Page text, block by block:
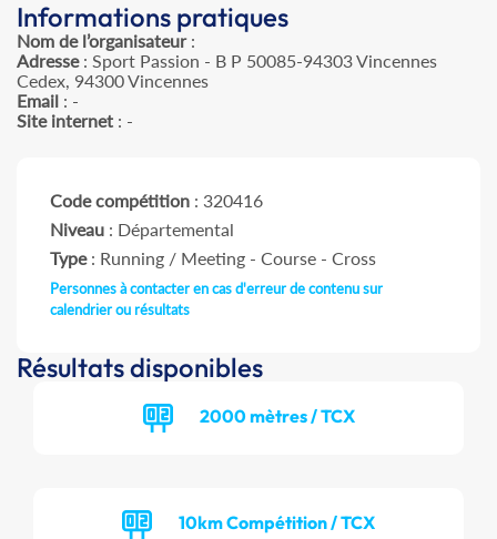
Informations pratiques
Nom de l’organisateur:
Adresse: Sport Passion - B P 50085-94303 Vincennes
Cedex, 94300 Vincennes
Email : -
Site internet : -
Code compétition : 320416
Niveau : Départemental
Type: Running / Meeting - Course - Cross
Personnes à contacter en cas d'erreur de contenu sur
calendrier ou résultats
Résultats disponibles
2000 mètres / TCX
10km Compétition / TCX